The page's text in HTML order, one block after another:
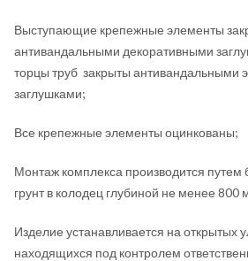
Выступающие крепежные элементы
антивандальными декоративными
торцы труб закрыты антивандальными
заглушками;
Все крепежные элементы оцинкованы;
Монтаж комплекса производится путем
грунт в колодец глубиной не менее 800
Изделие устанавливается на открытых
находящихся под контролем